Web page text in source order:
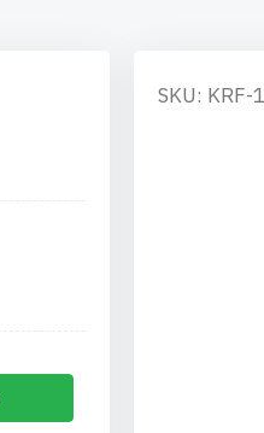
SKU: KRF-